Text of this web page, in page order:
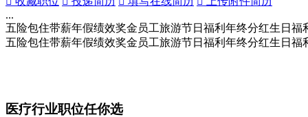
...
五险包住带薪年假绩效奖金 员工旅游节日福利 年终分红生日福
五险包住带薪年假绩效奖金 员工旅游节日福利 年终分红生日福
医疗行业职位任你选